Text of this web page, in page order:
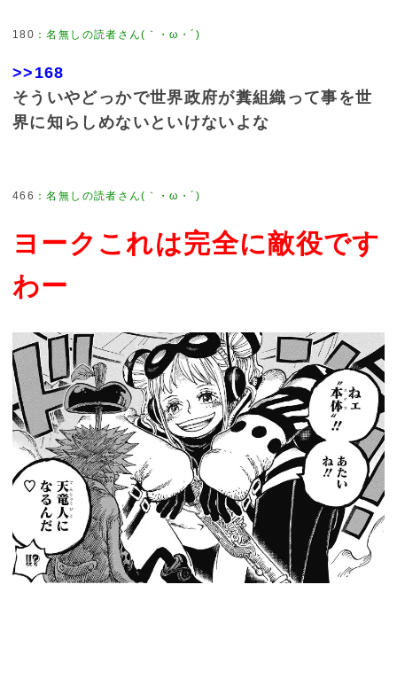
180 ：名無しの読者さん(｀・ω・´)
>>168
そういやどっかで世界政府が糞組織って事を世
界に知らしめないといけないよな
466 ：名無しの読者さん(｀・ω・´)
ヨークこれは完全に敵役です
わー